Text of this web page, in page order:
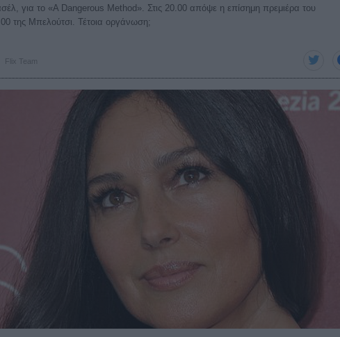
για το «A Dangerous Method». Στις 20.00 απόψε η επίσημη πρεμιέρα του
της Μπελούτσι. Τέτοια οργάνωση;
Flix Team